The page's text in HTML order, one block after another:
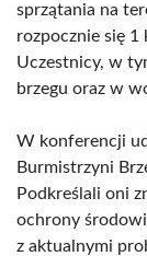
sprzątania na
rozpocznie się
Uczestnicy, w
brzegu oraz w
W konferencji
Burmistrzyni
Podkreślali oni
ochrony
z aktualnymi